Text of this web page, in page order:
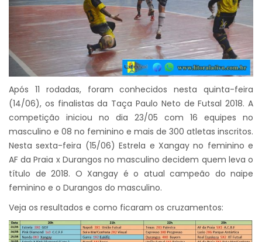
Após 11 rodadas, foram conhecidos nesta quinta-feira
(14/06), os finalistas da Taça Paulo Neto de Futsal 2018. A
competição iniciou no dia 23/05 com 16 equipes no
masculino e 08 no feminino e mais de 300 atletas inscritos.
Nesta sexta-feira (15/06) Estrela e Xangay no feminino e
AF da Praia x Durangos no masculino decidem quem leva o
título de 2018. O Xangay é o atual campeão do naipe
feminino e o Durangos do masculino.
Veja os resultados e como ficaram os cruzamentos: